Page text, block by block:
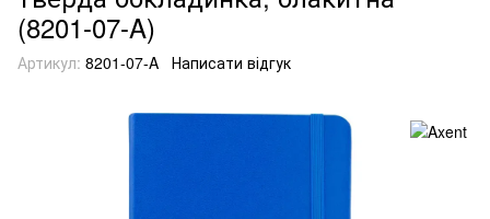
(8201-07-A)
Артикул: 8201-07-A Написати відгук